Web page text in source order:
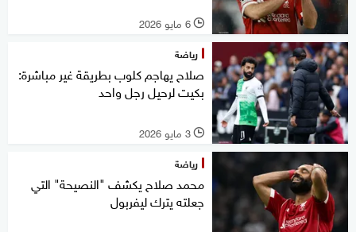
l 6 مايو 2026
رياضة
صلاح يهاجم كلوب بطريقة غير مباشرة:
بكيت لرحيل رجل واحد
l 3 مايو 2026
رياضة
محمد صلاح يكشف "النصيحة" التي
جعلته يترك ليفربول